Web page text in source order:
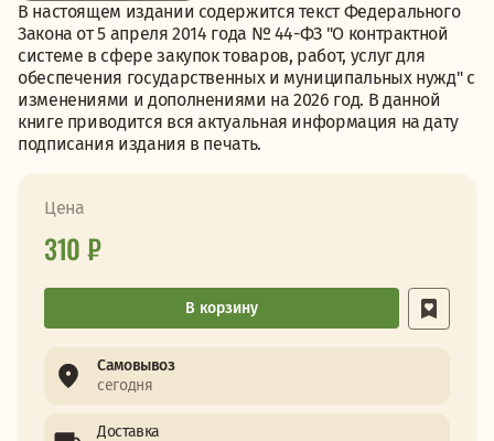
В настоящем издании содержится текст Федерального
Закона от 5 апреля 2014 года № 44-ФЗ "О контрактной
системе в сфере закупок товаров, работ, услуг для
обеспечения государственных и муниципальных нужд" с
изменениями и дополнениями на 2026 год. В данной
книге приводится вся актуальная информация на дату
подписания издания в печать.
Цена
310 ₽
В корзину
Самовывоз
сегодня
Доставка